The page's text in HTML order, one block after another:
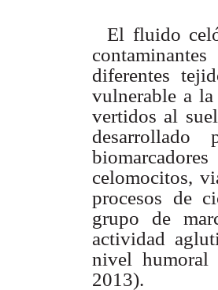
El fluido
contaminantes
diferentes
vulnerable a la
vertidos al
desarrollado
celomocitos,
procesos de
grupo
de
actividad
nivel humoral
2013).